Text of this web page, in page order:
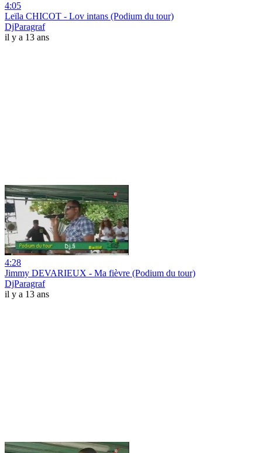
4:05
Leïla CHICOT - Lov intans (Podium du tour)
DjParagraf
il y a 13 ans
4:28
Jimmy DEVARIEUX - Ma fièvre (Podium du tour)
DjParagraf
il y a 13 ans